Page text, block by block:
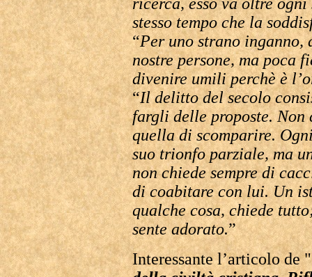
stesso tempo che la
“Per uno strano inganno,
nostre persone, ma poca
divenire umili perchè è
“Il delitto del secolo
fargli delle proposte. Non
quella di scomparire.
suo trionfo parziale, ma
non chiede sempre di
di coabitare con lui. Un
qualche cosa, chiede
sente adorato.”
Interessante l’articolo